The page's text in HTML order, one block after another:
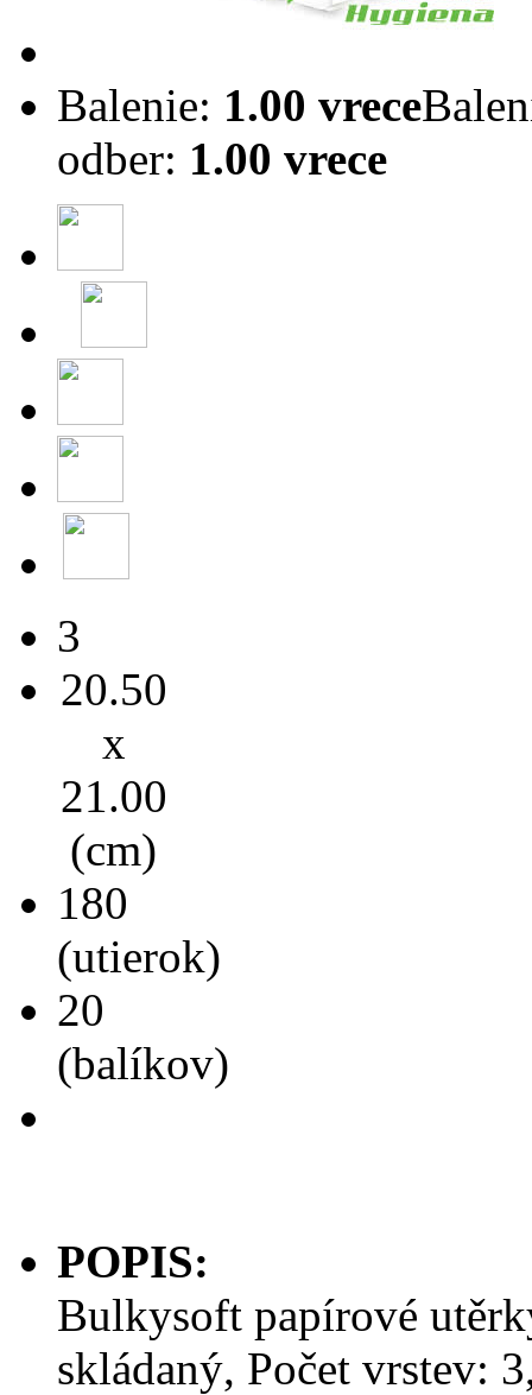
Balenie: 1.00 vrece
odber: 1.00 vrece
3
20.50
x
21.00
(cm)
180
(utierok)
20
(balíkov)
POPIS:
Bulkysoft papírové
skládaný, Počet vrstev: